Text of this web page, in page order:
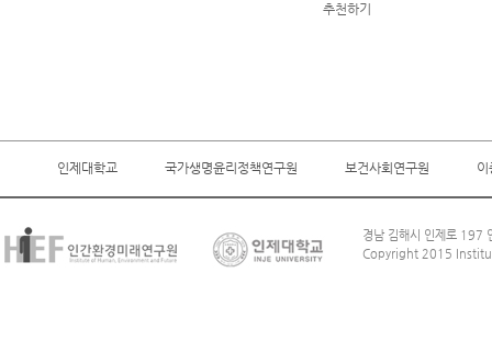
추천하기
인제대학교 국가생명윤리정책연구원 보건사회연구원 이
경남 김해시 인제로
Copyright 2015